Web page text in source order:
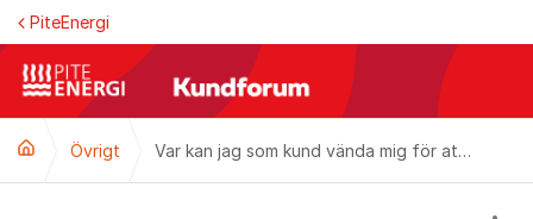
Hoppa till innehåll
PiteEnergi
Övrigt Var kan jag som kund vända mig för att lämna klagomål gällande behandling av mina personuppgifter?